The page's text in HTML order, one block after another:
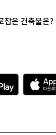
잡은 건축물은